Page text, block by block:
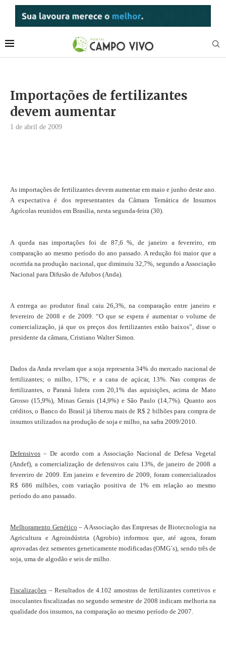
Importações de fertilizantes
devem aumentar
1 de abril de 2009
As importações de fertilizantes devem aumentar em maio e junho deste ano.
A expectativa é dos representantes da Câmara Temática de Insumos
Agrícolas reunidos em Brasília, nesta segunda-feira (30).
A queda nas importações foi de 87,6 %, de janeiro a fevereiro, em
comparação ao mesmo período do ano passado. A redução foi maior que a
ocorrida na produção nacional, que diminuiu 32,7%, segundo a Associação
Nacional para Difusão de Adubos (Anda).
A entrega ao produtor final caiu 26,3%, na comparação entre janeiro e
fevereiro de 2008 e de 2009. “O que se espera é aumentar o volume de
comercialização, já que os preços dos fertilizantes estão baixos”, disse o
presidente da câmara, Cristiano Walter Simon.
Dados da Anda revelam que a soja representa 34% do mercado nacional de
fertilizantes; o milho, 17%; e a cana de açúcar, 13%. Nas compras de
fertilizantes, o Paraná lidera com 20,1% das aquisições, acima de Mato
Grosso (15,9%), Minas Gerais (14,9%) e São Paulo (14,7%). Quanto aos
créditos, o Banco do Brasil já liberou mais de R$ 2 bilhões para compra de
insumos utilizados na produção de soja e milho, na safra 2009/2010.
Defensivos – De acordo com a Associação Nacional de Defesa Vegetal
(Andef), a comercialização de defensivos caiu 13%, de janeiro de 2008 a
fevereiro de 2009. Em janeiro e fevereiro de 2009, foram comercializados
R$ 686 milhões, com variação positiva de 1% em relação ao mesmo
período do ano passado.
Melhoramento Genético – A Associação das Empresas de Biotecnologia na
Agricultura e Agroindústria (Agrobio) informou que, até agora, foram
aprovadas dez sementes geneticamente modificadas (OMG´s), sendo três de
soja, uma de algodão e seis de milho.
Fiscalizações – Resultados de 4.102 amostras de fertilizantes corretivos e
inoculantes fiscalizadas no segundo semestre de 2008 indicam melhoria na
qualidade dos insumos, na comparação ao mesmo período de 2007.